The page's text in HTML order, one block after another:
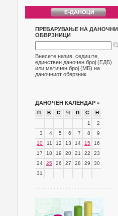
ПРЕБАРУВАЊЕ НА ДАНОЧНИ
ОБВРЗНИЦИ
Внесете назив, седиште,
единствен даночен број (ЕДБ)
или матичен број (МБ) на
даночниот обврзник
ДАНОЧЕН КАЛЕНДАР »
П В С Ч П С
Н
1
2
3
4 5 6 7 8
9
10
11 12 13 14 15
16
17
18 19 20 21 22
23
24
25 26 27 28 29
30
31